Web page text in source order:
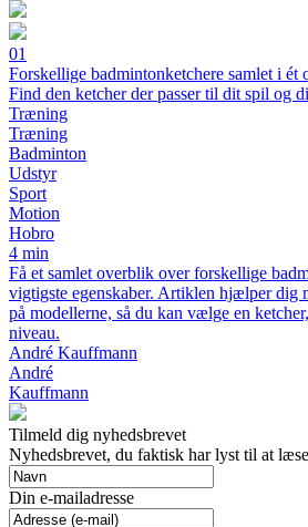
01
Forskellige badmintonketchere samlet i ét
Find den ketcher der passer til dit spil og
Træning
Træning
Badminton
Udstyr
Sport
Motion
Hobro
4 min
Få et samlet overblik over forskellige
vigtigste egenskaber. Artiklen hjælper dig
på modellerne, så du kan vælge en
niveau.
André Kauffmann
André
Kauffmann
Tilmeld dig nyhedsbrevet
Nyhedsbrevet, du faktisk har lyst til at
Din e-mailadresse